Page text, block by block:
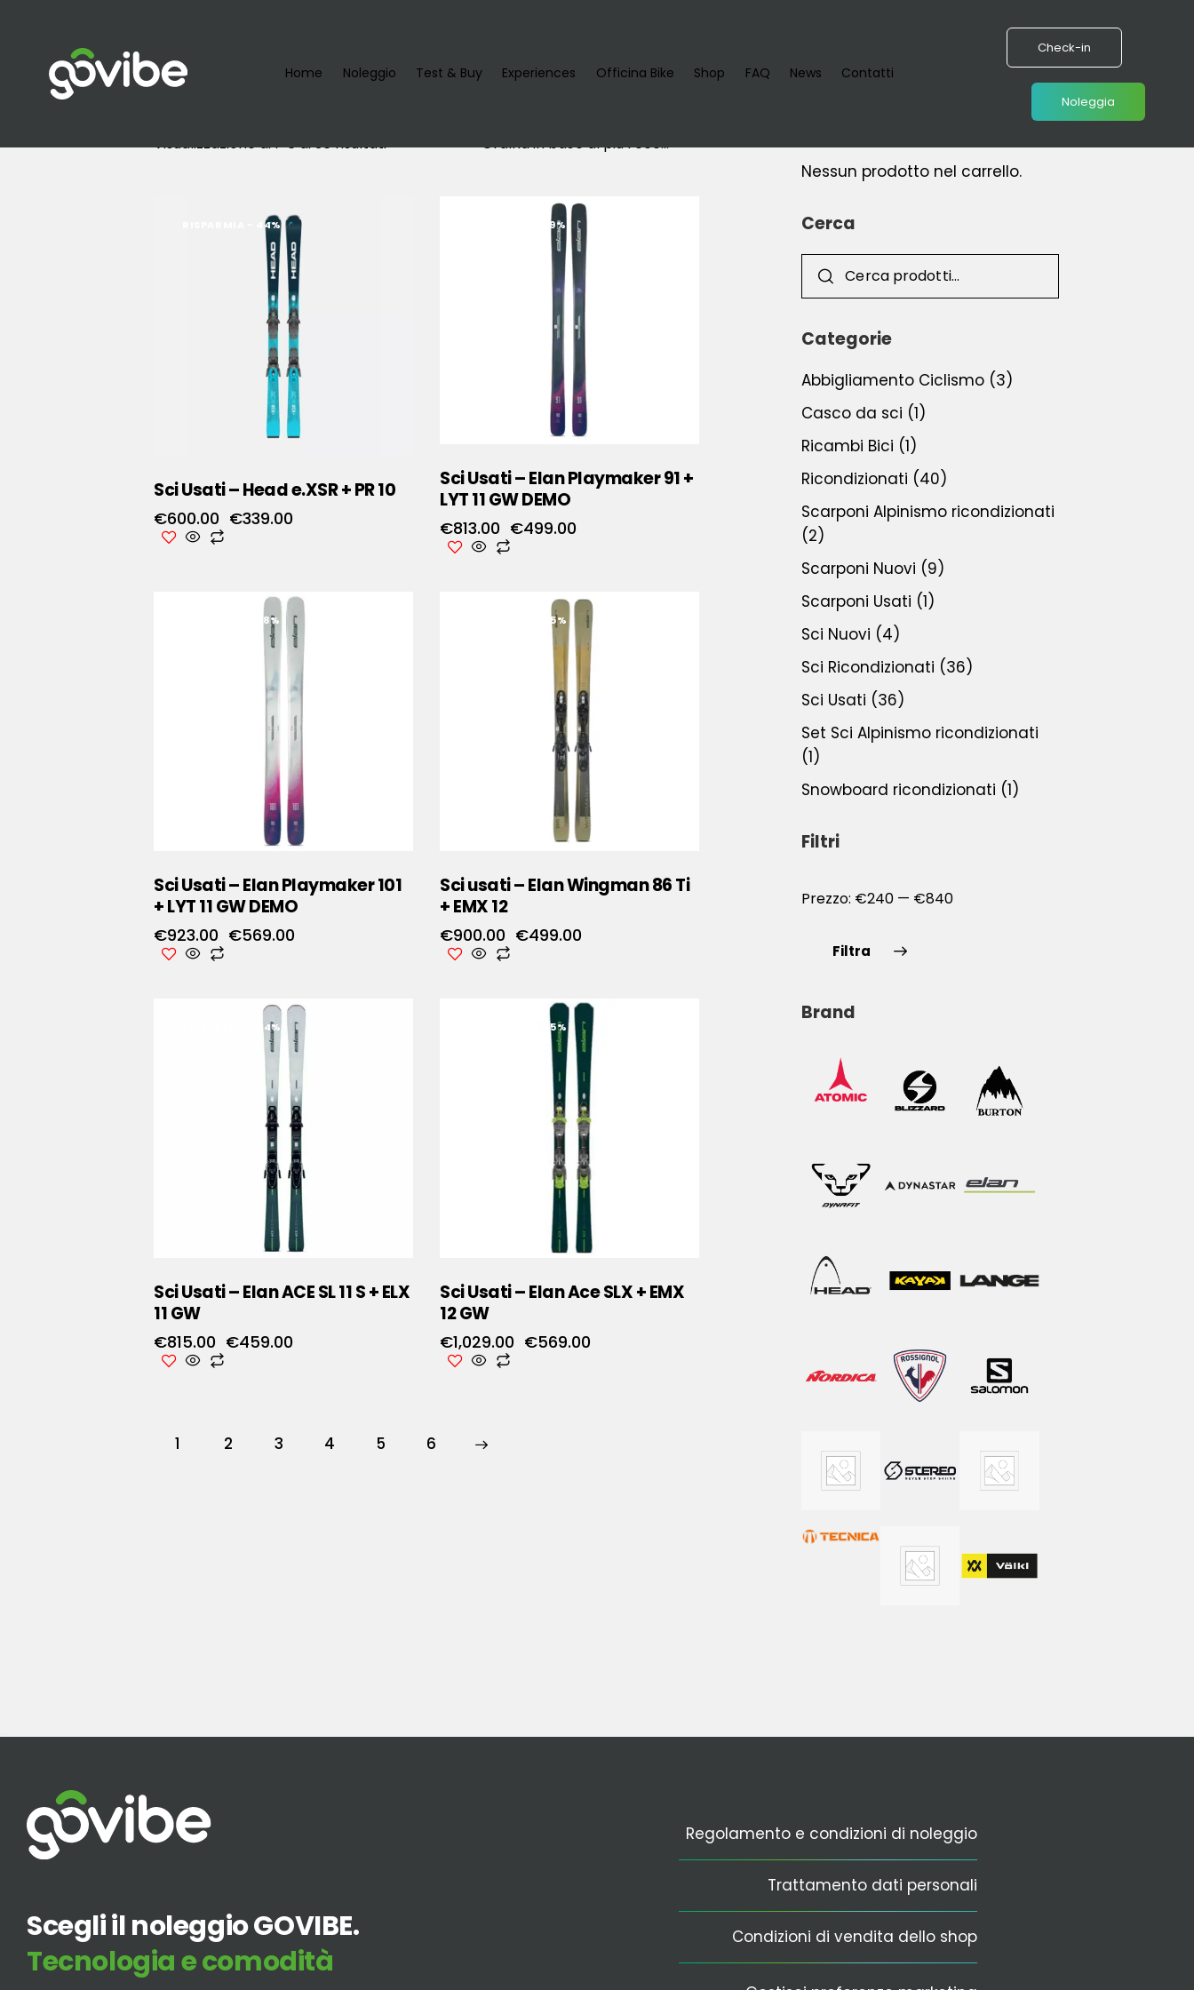
Home Noleggio Test & Buy Experiences Officina Bike Shop FAQ News Contatti
Check-in
Noleggia
Visualizzazione di 1-6 di 36 risultati
- 44%
Sci Usati – Head e.XSR + PR 10
€600.00 €339.00
- 39%
Sci Usati – Elan Playmaker 91 +
LYT 11 GW DEMO
€813.00 €499.00
- 38%
Sci Usati – Elan Playmaker 101
+ LYT 11 GW DEMO
€923.00 €569.00
- 45%
Sci usati – Elan Wingman 86 Ti
+ EMX 12
€900.00 €499.00
- 44%
Sci Usati – Elan ACE SL 11 S + ELX
11 GW
€815.00 €459.00
- 45%
Sci Usati – Elan Ace SLX + EMX
12 GW
€1,029.00 €569.00
1 2 3 4 5 6
Nessun prodotto nel carrello.
Cerca
Categorie
Abbigliamento Ciclismo (3)
Casco da sci (1)
Ricambi Bici (1)
Ricondizionati (40)
Scarponi Alpinismo ricondizionati
(2)
Scarponi Nuovi (9)
Scarponi Usati (1)
Sci Nuovi (4)
Sci Ricondizionati (36)
Sci Usati (36)
Set Sci Alpinismo ricondizionati
(1)
Snowboard ricondizionati (1)
Filtri
Filtra
Prezzo: €240 — €840
Brand
Scegli il noleggio GOVIBE.
Tecnologia e comodità
Regolamento e condizioni di noleggio
Trattamento dati personali
Condizioni di vendita dello shop